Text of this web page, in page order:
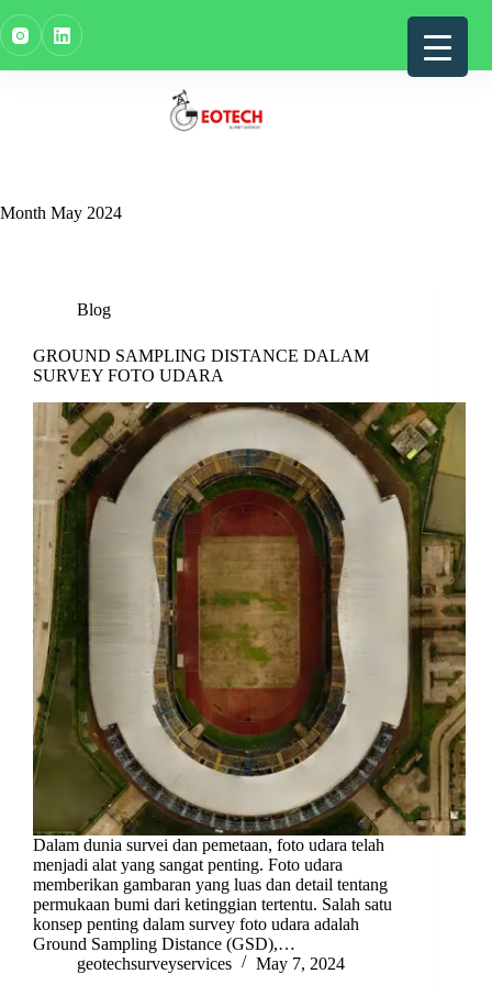
to
content
Month May 2024
Blog
GROUND SAMPLING DISTANCE DALAM
SURVEY FOTO UDARA
Dalam dunia survei dan pemetaan, foto udara telah
menjadi alat yang sangat penting. Foto udara
memberikan gambaran yang luas dan detail tentang
permukaan bumi dari ketinggian tertentu. Salah satu
konsep penting dalam survey foto udara adalah
Ground Sampling Distance (GSD),…
geotechsurveyservices
May 7, 2024